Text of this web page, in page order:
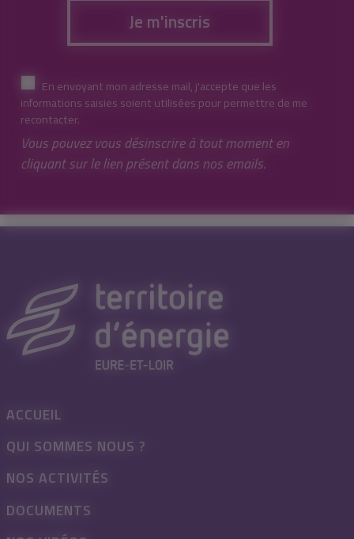
Je m'inscris
En envoyant mon adresse mail, j'accepte que les
informations saisies soient utilisées pour permettre de me
recontacter.
Vous pouvez vous désinscrire à tout moment en
cliquant sur le lien présent dans nos emails.
ACCUEIL
QUI SOMMES NOUS ?
NOS ACTIVITÉS
DOCUMENTS